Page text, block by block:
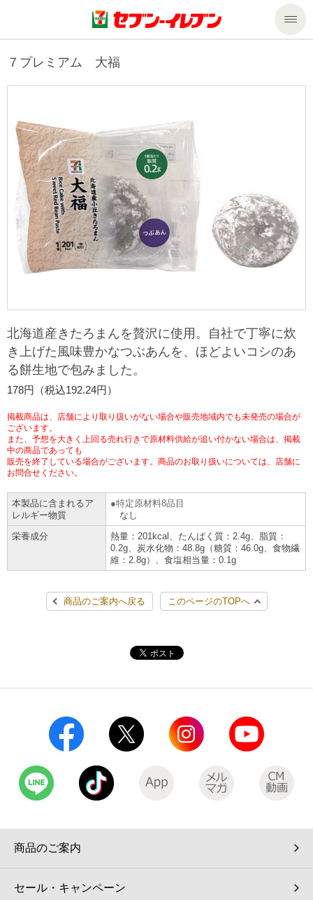
商品のご案内
今週の新商品
来週の新商品
商品カテゴリ一覧
セブンプレミアム
ギフト
プリペイドカード・金券
ニンテンドー・ダウンロードカード
サービス
サービストップ
nanacoトップ
マルチコピー機でできること
コピー
プリント
スキャン
ファクス
チケット
プリペイドサービス
スポーツ振興くじ
行政サービス
学び・教育
宅配便
切手・はがき・印紙
セブン銀行ATM
ご利用可能なお支払い方法
スマホプリペイド
レジでApple Accountにチャージ
オンラインフォトサービス
コインランドリー（店舗限定）
自転車シェアリング（店舗限定）
モバイルバッテリーシェアリング（店舗限定）
モバイルWi-Fiバッテリーシェアリング（店舗限定）
荷物預かりサービス「ecbocloakエクボクローク」（店舗限定）
パウダースペース ラブン（店舗限定）
チケットサービス
セブンチケット
イープラス
JTB
セブン‐イレブンでお受取り
セブンネットショッピング
企業情報
企業情報トップ
ニュースリリース
企業理念
会社概要
貸借対照表・損益計算書
沿革
国内店舗数
売上高、店舗数推移
セブン‐イレブンの海外事業
データで見るセブン‐イレブン
セブン‐イレブンの「商品力」
セブン-イレブンの横顔
セブン-イレブンの歴史
私たちの取組み
サステナビリティ
セブン＆アイ・ホールディングスの重点課題
サステナビリティ活動基本方針
サステナビリティ推進体制
GREEN CHALLENGE 2050
4VISIONS
サステナビリティニュース
サステナビリティレポート
報告書ライブラリー
加盟店オーナー募集 物件募集・購入
アルバイト情報
店舗検索
お問い合わせ
Language
English (Corporate)
English (Services)
简体中文(服务)
한국어(서비스)
７プレミアム 大福
北海道産きたろまんを贅沢に使用。自社で丁寧に炊
き上げた風味豊かなつぶあんを、ほどよいコシのあ
る餅生地で包みました。
178円（税込192.24円）
掲載商品は、店舗により取り扱いがない場合や販売地域内でも未発売の場合が
ございます。
また、予想を大きく上回る売れ行きで原材料供給が追い付かない場合は、掲載
中の商品であっても
販売を終了している場合がございます。商品のお取り扱いについては、店舗に
お問合せください。
本製品に含まれるア
レルギー物質
特定原材料8品目
なし
栄養成分
熱量：201kcal、たんぱく質：2.4g、脂質：
0.2g、炭水化物：48.8g（糖質：46.0g、食物繊
維：2.8g）、食塩相当量：0.1g
商品のご案内へ戻る このページのTOPへ
商品のご案内
セール・キャンペーン